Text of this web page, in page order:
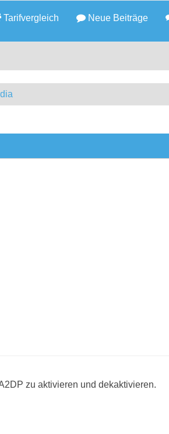
Tarifvergleich Neue Beiträge
zu aktivieren und dekaktivieren.